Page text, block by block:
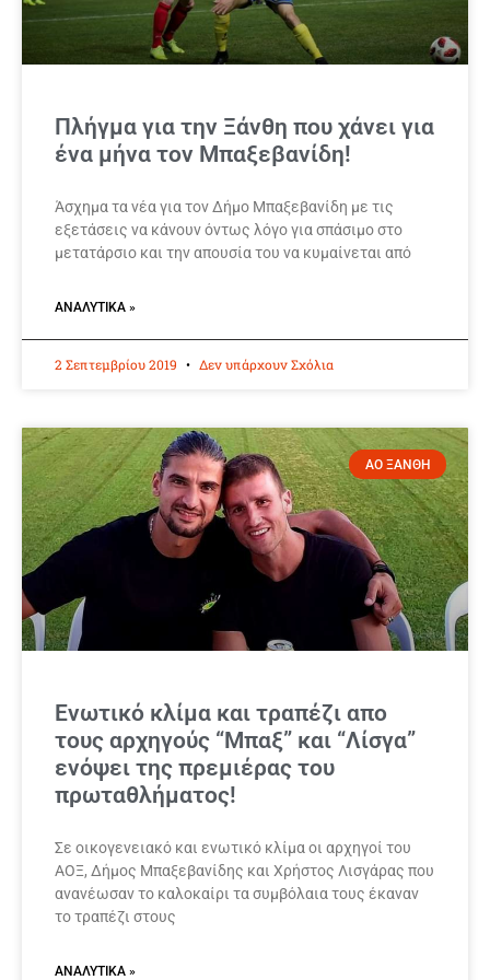
Πλήγμα για την Ξάνθη που χάνει για
ένα μήνα τον Μπαξεβανίδη!
Άσχημα τα νέα για τον Δήμο Μπαξεβανίδη με τις
εξετάσεις να κάνουν όντως λόγο για σπάσιμο στο
μετατάρσιο και την απουσία του να κυμαίνεται από
ΑΝΑΛΥΤΙΚΆ »
2 Σεπτεμβρίου 2019 Δεν υπάρχουν Σχόλια
ΑΟ ΞΑΝΘΗ
Ενωτικό κλίμα και τραπέζι απο
τους αρχηγούς “Μπαξ” και “Λίσγα”
ενόψει της πρεμιέρας του
πρωταθλήματος!
Σε οικογενειακό και ενωτικό κλίμα οι αρχηγοί του
ΑΟΞ, Δήμος Μπαξεβανίδης και Χρήστος Λισγάρας που
ανανέωσαν το καλοκαίρι τα συμβόλαια τους έκαναν
το τραπέζι στους
ΑΝΑΛΥΤΙΚΆ »